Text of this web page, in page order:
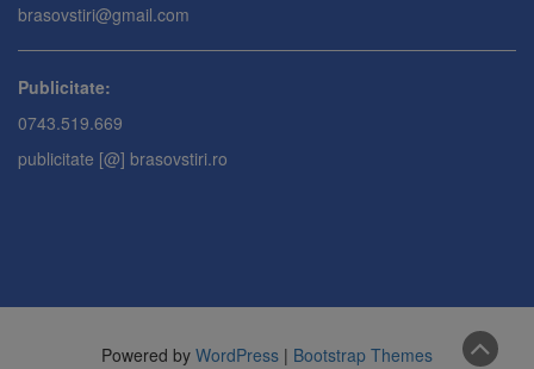
brasovstiri@gmail.com
Publicitate:
0743.519.669
publicitate [@] brasovstiri.ro
Powered by WordPress | Bootstrap Themes